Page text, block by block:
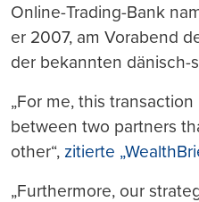
Online-Trading-Bank
er 2007, am Vorabend
der bekannten dänisch-
„For me, this
between two partners
other“, zitierte
„Furthermore, our